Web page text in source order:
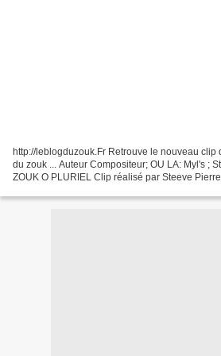
http://leblogduzouk.Fr Retrouve le nouveau clip
du zouk ... Auteur Compositeur; OU LA: Myl's ;
ZOUK O PLURIEL Clip réalisé par Steeve